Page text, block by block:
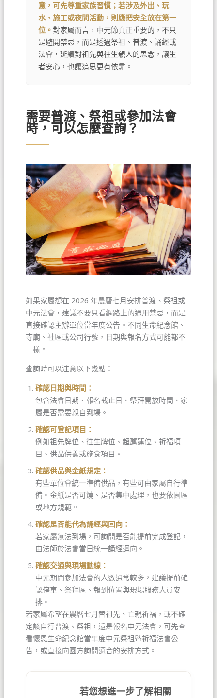
意，可先尊重家族習慣；若涉及外出、玩
水、施工或夜間活動，則應把安全放在第一
位。對家屬而言，中元節真正重要的，不只
是避開禁忌，而是透過祭祖、普渡、誦經或
法會，延續對祖先與往生親人的思念，讓生
者安心，也讓追思更有依靠。
需要普渡、祭祖或參加法會
時，可以怎麼查詢？
如果家屬想在 2026 年農曆七月安排普渡、祭祖或
中元法會，建議不要只看網路上的通用禁忌，而是
直接確認主辦單位當年度公告。不同生命紀念館、
寺廟、社區或公司行號，日期與報名方式可能都不
一樣。
查詢時可以注意以下幾點：
確認日期與時間：
包含法會日期、報名截止日、祭拜開放時間、家
屬是否需要親自到場。
確認可登記項目：
例如祖先牌位、往生牌位、超薦蓮位、祈福項
目、供品供養或施食項目。
確認供品與金紙規定：
有些單位會統一準備供品，有些可由家屬自行準
備。金紙是否可燒、是否集中處理，也要依園區
或地方規範。
確認是否能代為誦經與回向：
若家屬無法到場，可詢問是否能提前完成登記，
由法師於法會當日統一誦經迴向。
確認交通與現場動線：
中元期間參加法會的人數通常較多，建議提前確
認停車、祭拜區、報到位置與現場服務人員安
排。
若家屬希望在農曆七月替祖先、亡親祈福，或不確
定該自行普渡、祭祖，還是報名中元法會，可先查
看懷恩生命紀念館當年度中元祭祖暨祈福法會公
告，或直接向園方詢問適合的安排方式。
若您想進一步了解相關